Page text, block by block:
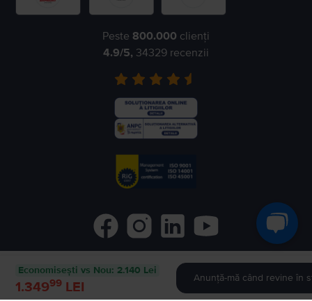
Economisești vs Nou: 2.140 Lei
1.34999 LEI
Anunță-mă când revine în
Peste 800.000 clienți
4.9/5, 34329 recenzii
©2026 Flip.ro - All rights reserved.
Flip.bg
Rejoy.hu